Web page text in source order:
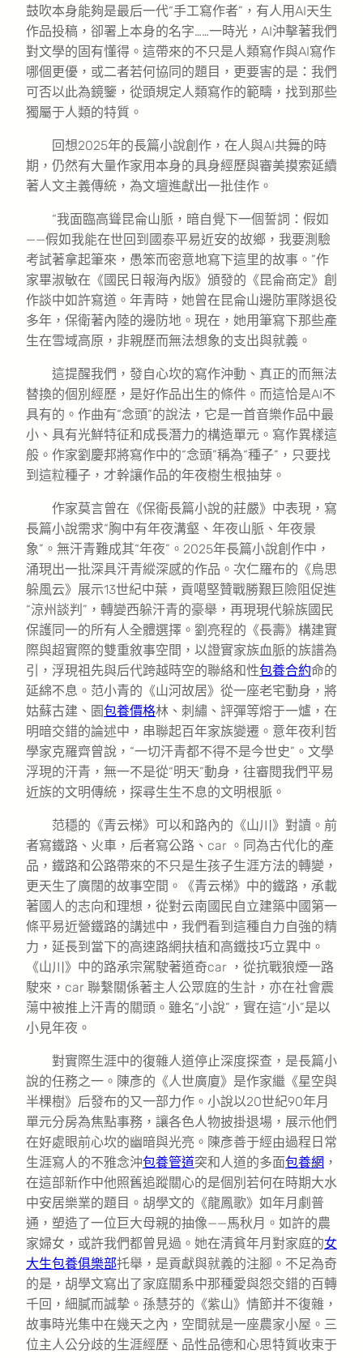
鼓吹本身能夠是最后一代“手工寫作者”，有人用AI天生
作品投稿，卻署上本身的名字……一時光，AI沖擊著我們
對文學的固有懂得。這帶來的不只是人類寫作與AI寫作
哪個更優，或二者若何協同的題目，更要害的是：我們
可否以此為鏡鑒，從頭規定人類寫作的範疇，找到那些
獨屬于人類的特質。
回想2025年的長篇小說創作，在人與AI共舞的時
期，仍然有大量作家用本身的具身經歷與審美摸索延續
著人文主義傳統，為文壇進獻出一批佳作。
“我面臨高聳昆侖山脈，暗自覺下一個誓詞：假如
——假如我能在世回到國泰平易近安的故鄉，我要測驗
考試著拿起筆來，愚笨而密意地寫下這里的故事。”作
家畢淑敏在《國民日報海內版》頒發的《昆侖商定》創
作談中如許寫道。年青時，她曾在昆侖山邊防軍隊退役
多年，保衛著內陸的邊防地。現在，她用筆寫下那些產
生在雪域高原，非親歷而無法想象的支出與就義。
這提醒我們，發自心坎的寫作沖動、真正的而無法
替換的個別經歷，是好作品出生的條件。而這恰是AI不
具有的。作曲有“念頭”的說法，它是一首音樂作品中最
小、具有光鮮特征和成長潛力的構造單元。寫作異樣這
般。作家劉慶邦將寫作中的“念頭”稱為“種子”，只要找
到這粒種子，才幹讓作品的年夜樹生根抽芽。
作家莫言曾在《保衛長篇小說的莊嚴》中表現，寫
長篇小說需求“胸中有年夜溝壑、年夜山脈、年夜景
象”。無汗青難成其“年夜”。2025年長篇小說創作中，
涌現出一批深具汗青縱深感的作品。次仁羅布的《烏思
躲風云》展示13世紀中葉，貢噶堅贊戰勝艱巨險阻促進
“涼州談判”，轉變西躲汗青的豪舉，再現現代躲族國民
保護同一的所有人全體選擇。劉亮程的《長壽》構建實
際與超實際的雙重敘事空間，以證實家族血脈的族譜為
引，浮現祖先與后代跨越時空的聯絡和性包養合約命的
延綿不息。范小青的《山河故居》從一座老宅動身，將
姑蘇古建、園包養價格林、刺繡、評彈等熔于一爐，在
明暗交錯的論述中，串聯起百年家族變遷。意年夜利哲
學家克羅齊曾說，“一切汗青都不得不是今世史”。文學
浮現的汗青，無一不是從“明天”動身，往審閱我們平易
近族的文明傳統，探尋生生不息的文明根脈。
范穩的《青云梯》可以和路內的《山川》對讀。前
者寫鐵路、火車，后者寫公路、car 。同為古代化的產
品，鐵路和公路帶來的不只是生孩子生涯方法的轉變，
更天生了廣闊的故事空間。《青云梯》中的鐵路，承載
著國人的志向和理想，從對云南國民自立建築中國第一
條平易近營鐵路的講述中，我們看到這種自力自強的精
力，延長到當下的高速路網扶植和高鐵技巧立異中。
《山川》中的路承宗駕駛著道奇car ，從抗戰狼煙一路
駛來，car 聯繫關係著主人公眾庭的生計，亦在社會震
蕩中被推上汗青的關頭。雖名“小說”，實在這“小”是以
小見年夜。
對實際生涯中的復雜人道停止深度探查，是長篇小
說的任務之一。陳彥的《人世廣廈》是作家繼《星空與
半棵樹》后發布的又一部力作。小說以20世紀90年月
單元分房為焦點事務，讓各色人物披掛退場，展示他們
在好處眼前心坎的幽暗與光亮。陳彥善于經由過程日常
生涯寫人的不雅念沖包養管道突和人道的多面包養網 ，
在這部新作中他照舊追蹤關心的是個別若何在時期大水
中安居樂業的題目。胡學文的《龍鳳歌》如年月劇普
通，塑造了一位巨大母親的抽像——馬秋月。如許的農
家婦女，或許我們都曾見過。她在清貧年月對家庭的女
大生包養俱樂部托舉，是貢獻與就義的注腳。不足為奇
的是，胡學文寫出了家庭關系中那種愛與怨交錯的百轉
千回，細膩而誠摯。孫慧芬的《紫山》情節并不復雜，
故事時光集中在幾天之內，空間就是一座農家小屋。三
位主人公分歧的生涯經歷、品性品德和心思特質收束于